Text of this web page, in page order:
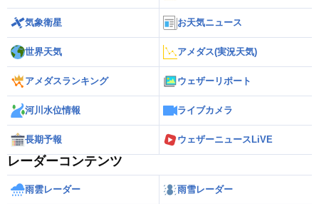
気象衛星 お天気ニュース
世界天気 アメダス(実況天気)
アメダスランキング ウェザーリポート
河川水位情報 ライブカメラ
長期予報 ウェザーニュースLiVE
レーダーコンテンツ
雨雲レーダー 雨雪レーダー